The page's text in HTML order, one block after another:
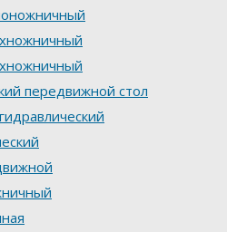
передвижной стол